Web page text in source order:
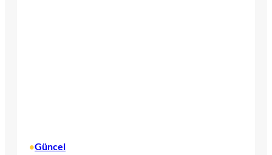
•Güncel